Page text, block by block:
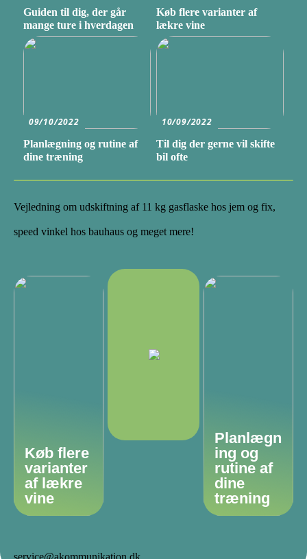
Guiden til dig, der går
mange ture i hverdagen
Køb flere varianter af
lækre vine
09/10/2022
Planlægning og rutine af
dine træning
10/09/2022
Til dig der gerne vil skifte
bil ofte
Vejledning om udskiftning af 11 kg gasflaske hos jem og fix,
speed vinkel hos bauhaus og meget mere!
Køb flere
varianter
af lækre
vine
Planlægn
ing og
rutine af
dine
træning